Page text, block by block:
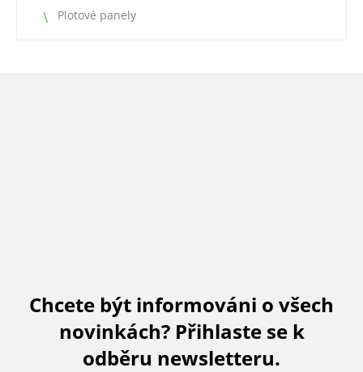
Plotové panely
Chcete být informováni o všech
novinkách? Přihlaste se k
odběru newsletteru.